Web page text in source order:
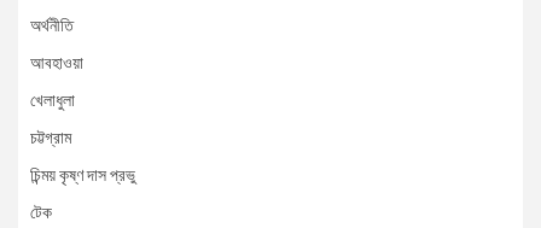
অর্থনীতি
আবহাওয়া
খেলাধুলা
চট্টগ্রাম
চিন্ময় কৃষ্ণ দাস প্রভু
টেক